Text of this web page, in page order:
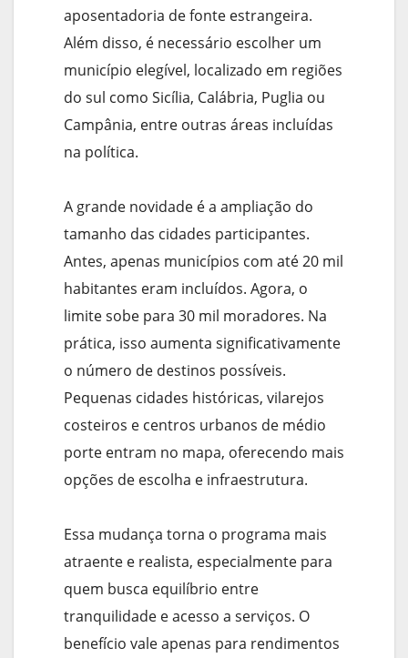
aposentadoria de fonte estrangeira.
Além disso, é necessário escolher um
município elegível, localizado em regiões
do sul como Sicília, Calábria, Puglia ou
Campânia, entre outras áreas incluídas
na política.
A grande novidade é a ampliação do
tamanho das cidades participantes.
Antes, apenas municípios com até 20 mil
habitantes eram incluídos. Agora, o
limite sobe para 30 mil moradores. Na
prática, isso aumenta significativamente
o número de destinos possíveis.
Pequenas cidades históricas, vilarejos
costeiros e centros urbanos de médio
porte entram no mapa, oferecendo mais
opções de escolha e infraestrutura.
Essa mudança torna o programa mais
atraente e realista, especialmente para
quem busca equilíbrio entre
tranquilidade e acesso a serviços. O
benefício vale apenas para rendimentos